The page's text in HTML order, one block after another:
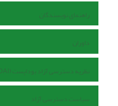
راهنمای نویسندگان
داوران
نظریه دسترسی آزاد بوداپست (BOAI)
سیاست دسترسی آزاد